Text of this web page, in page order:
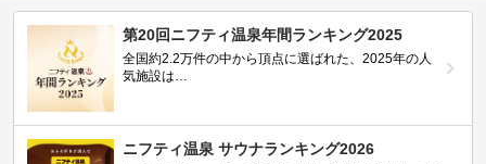
第20回ニフティ温泉年間ランキング2025
全国約2.2万件の中から頂点に選ばれた、2025年の人
気施設は…
ニフティ温泉 サウナランキング2026